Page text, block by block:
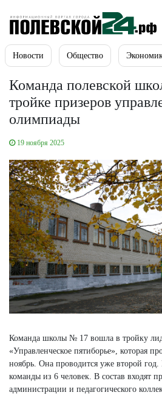
Новости Общество
Команда полевской
тройке призеров
олимпиады
19 ноября 2025
Команда школы № 17 вошла в тройку
«Управленческое пятиборье», которая
ноябрь. Она проводится уже второй
команды из 6 человек. В состав входят
администрации и педагогического